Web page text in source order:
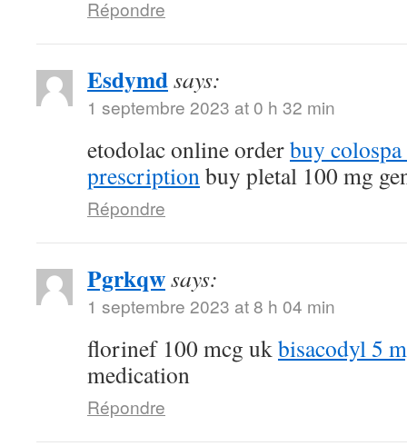
Répondre
Esdymdsays:
1 septembre 2023 at 0 h 32 min
etodolac online orderbuy
prescriptionbuy pletal 100 mg
Répondre
Pgrkqwsays:
1 septembre 2023 at 8 h 04 min
florinef 100 mcg ukbisacodyl 5
medication
Répondre